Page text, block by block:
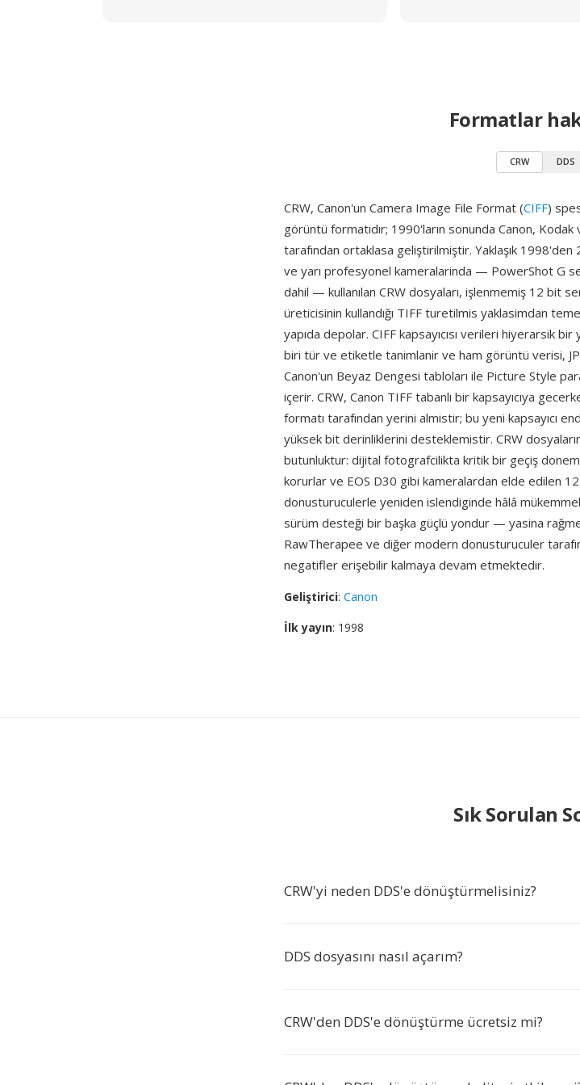
Formatlar
CRW DDS
CRW, Canon'un Camera Image File Format (CIFF)
görüntü formatıdır; 1990'ların sonunda Canon,
tarafından ortaklasa geliştirilmiştir. Yaklaşık 1998'den
ve yarı profesyonel kameralarinda — PowerShot G
dahil — kullanılan CRW dosyaları, işlenmemiş 12 bit
üreticisinin kullandığı TIFF turetilmis yaklasimdan
yapıda depolar. CIFF kapsayıcısı verileri hiyerarsik
biri tür ve etiketle tanimlanir ve ham görüntü verisi,
Canon'un Beyaz Dengesi tabloları ile Picture Style
içerir. CRW, Canon TIFF tabanlı bir kapsayıcıya
formatı tarafından yerini almistir; bu yeni kapsayıcı
yüksek bit derinliklerini desteklemistir. CRW
butunluktur: dijital fotografcilikta kritik bir geçiş
korurlar ve EOS D30 gibi kameralardan elde edilen
donusturuculerle yeniden islendiginde hâlâ
sürüm desteği bir başka güçlü yondur — yasina
RawTherapee ve diğer modern donusturuculer
negatifler erişebilir kalmaya devam etmektedir.
Geliştirici: Canon
İlk yayın: 1998
Sık Sorulan
CRW'yi neden DDS'e dönüştürmelisiniz?
DDS dosyasını nasıl açarım?
CRW'den DDS'e dönüştürme ücretsiz mi?